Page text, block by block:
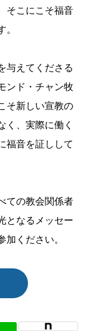
そこにこそ福音
。
与えてくださる
ンド・チャン牧
そ新しい宣教の
く、実際に働く
福音を証しして
ての教会関係者
となるメッセー
加ください。